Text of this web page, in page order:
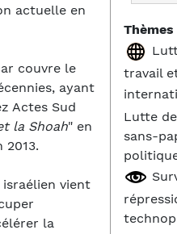
Thèmes
travail
Lutte
sans-
actuelle en
couvre le
ayant
Actes Sud
la Shoah" en
2013.
vient
la